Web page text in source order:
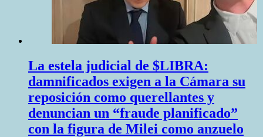
La estela judicial de $LIBRA:
damnificados exigen a la Cámara su
reposición como querellantes y
denuncian un “fraude planificado”
con la figura de Milei como anzuelo